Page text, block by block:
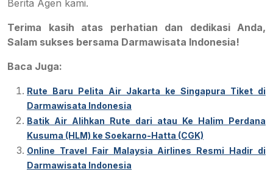
Berita Agen kami.
Terima kasih atas perhatian dan dedikasi Anda,
Salam sukses bersama Darmawisata Indonesia!
Baca Juga:
Rute Baru Pelita Air Jakarta ke Singapura Tiket di
Darmawisata Indonesia
Batik Air Alihkan Rute dari atau Ke Halim Perdana
Kusuma (HLM) ke Soekarno-Hatta (CGK)
Online Travel Fair Malaysia Airlines Resmi Hadir di
Darmawisata Indonesia